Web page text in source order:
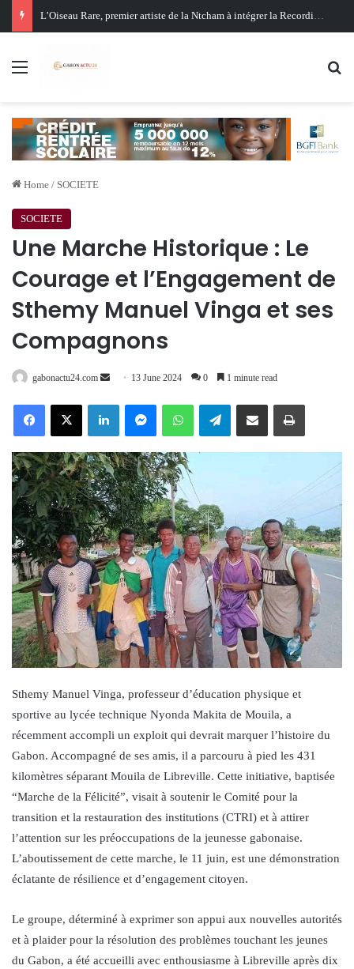
Oligui Nguema au Ghana : Libreville mise sur Accra pour renforcer sa stratégie diplomatique et économique
Menu
Home / SOCIETE
SOCIETE
Une Marche Historique : Le
Courage et l’Engagement de
Sthemy Manuel Vinga et ses
Compagnons
gabonactu24.com
Send 13 June 2024 0 1 minute read
FacebookX LinkedInMessengerWhatsAppTelegramShare via Email Print
Sthemy Manuel Vinga, professeur d’éducation physique et
sportive au lycée technique Nyonda Makita de Mouila, a
récemment accompli un exploit qui devrait marquer l’histoire du
Gabon. Accompagné de ses amis, il a parcouru à pied les 431
kilomètres séparant Mouila de Libreville. Cette initiative, baptisée
“Marche de la Félicité”, visait à soutenir le Comité pour la
transition et la restauration des institutions (CTRI) et à attirer
l’attention sur les préoccupations de la jeunesse gabonaise.
L’aboutissement de cette marche, le 11 juin, est une démonstration
éclatante de résilience et d’engagement citoyen.
Le groupe, déterminé à exprimer son appui aux nouvelles autorités
et à plaider pour la résolution des problèmes touchant les jeunes
du Gabon, a été accueilli avec enthousiasme à Libreville après dix